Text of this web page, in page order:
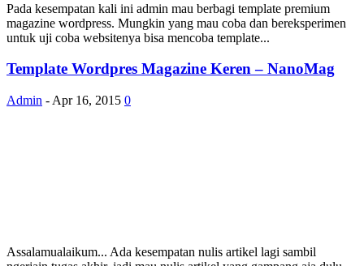
Pada kesempatan kali ini admin mau berbagi template premium
magazine wordpress. Mungkin yang mau coba dan bereksperimen
untuk uji coba websitenya bisa mencoba template...
Template Wordpres Magazine Keren – NanoMag
Admin - Apr 16, 2015 0
Assalamualaikum... Ada kesempatan nulis artikel lagi sambil